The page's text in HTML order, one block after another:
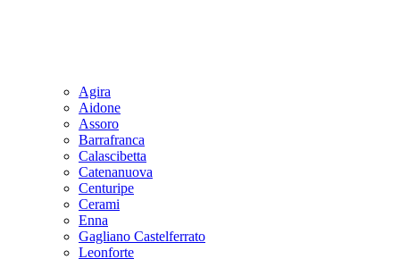
Agira
Aidone
Assoro
Barrafranca
Calascibetta
Catenanuova
Centuripe
Cerami
Enna
Gagliano Castelferrato
Leonforte